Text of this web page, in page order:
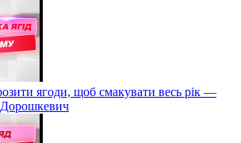
ягоди, щоб смакувати весь рік —
Дорошкевич